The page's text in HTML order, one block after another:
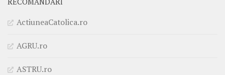
ActiuneaCatolica.ro
AGRU.ro
ASTRU.ro